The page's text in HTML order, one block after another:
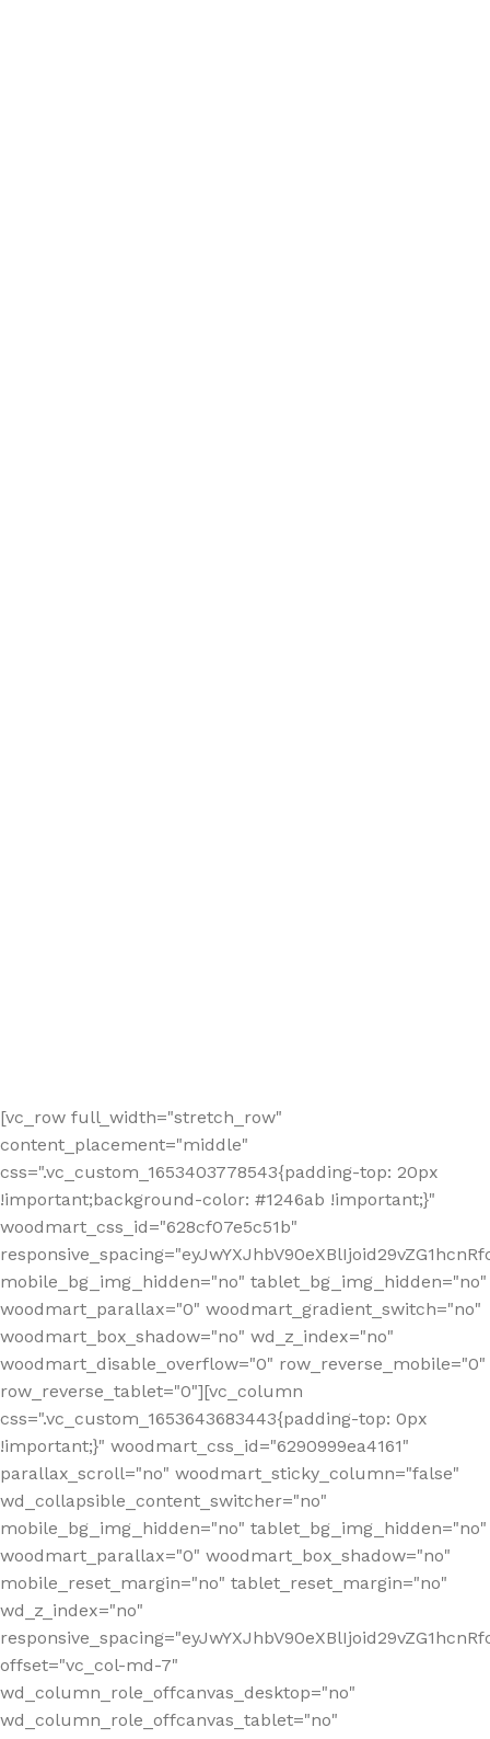
[vc_row full_width="stretch_row"
content_placement="middle"
css=".vc_custom_1653403778543{padding-top: 20px
!important;background-color: #1246ab !important;}"
woodmart_css_id="628cf07e5c51b"
mobile_bg_img_hidden="no" tablet_bg_img_hidden="no"
woodmart_parallax="0" woodmart_gradient_switch="no"
woodmart_box_shadow="no" wd_z_index="no"
woodmart_disable_overflow="0" row_reverse_mobile="0"
row_reverse_tablet="0"][vc_column
css=".vc_custom_1653643683443{padding-top: 0px
!important;}" woodmart_css_id="6290999ea4161"
parallax_scroll="no" woodmart_sticky_column="false"
wd_collapsible_content_switcher="no"
mobile_bg_img_hidden="no" tablet_bg_img_hidden="no"
woodmart_parallax="0" woodmart_box_shadow="no"
mobile_reset_margin="no" tablet_reset_margin="no"
wd_z_index="no"
offset="vc_col-md-7"
wd_column_role_offcanvas_desktop="no"
wd_column_role_offcanvas_tablet="no"